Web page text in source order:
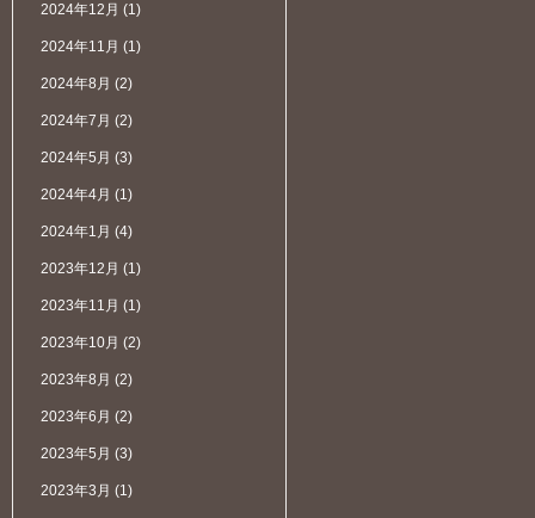
2024年12月 (1)
2024年11月 (1)
2024年8月 (2)
2024年7月 (2)
2024年5月 (3)
2024年4月 (1)
2024年1月 (4)
2023年12月 (1)
2023年11月 (1)
2023年10月 (2)
2023年8月 (2)
2023年6月 (2)
2023年5月 (3)
2023年3月 (1)